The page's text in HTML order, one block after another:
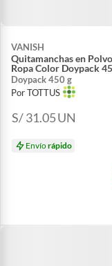
VANISH
Quitamanchas en
Ropa Color Doypack
Doypack 450 g
Por TOTTUS
S/ 31.05UN
Envíorápido